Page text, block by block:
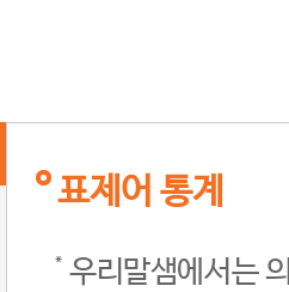
표제어 통계
우리말샘에서는